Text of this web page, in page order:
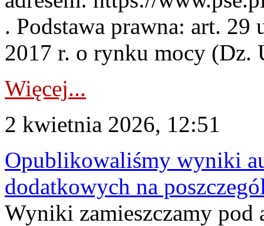
. Podstawa prawna: art. 29
2017 r. o rynku mocy (Dz.
Więcej...
2 kwietnia 2026, 12:51
Opublikowaliśmy wyniki
dodatkowych na
Wyniki zamieszczamy pod